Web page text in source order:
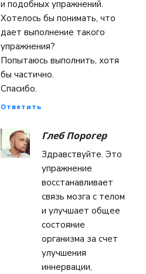
и подобных упражнений.
Хотелось бы понимать, что
дает выполнение такого
упражнения?
Попытаюсь выполнить, хотя
бы частично.
Спасибо.
Ответить
Глеб Порогер
Здравствуйте. Это
упражнение
восстанавливает
связь мозга с телом
и улучшает общее
состояние
организма за счет
улучшения
иннервации,